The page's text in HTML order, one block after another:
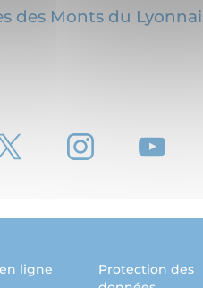
des Monts du
ligne
Protection des